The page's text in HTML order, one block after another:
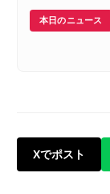
本日のニュース
Xでポスト